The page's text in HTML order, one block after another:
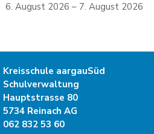
6. August 2026 – 7. August 2026
Kreisschule aargauSüd
Schulverwaltung
Hauptstrasse 80
5734 Reinach AG
062 832 53 60